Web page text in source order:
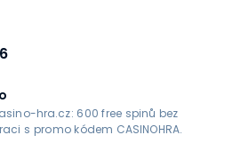
hra.cz: 600 free spinů bez
s promo kódem CASINOHRA.